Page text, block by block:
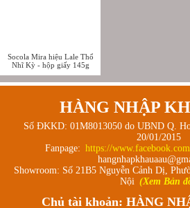
Socola Mira hiệu Lale Thổ
Nhĩ Kỳ - hộp giấy 145g
HÀNG NHẬP
Số ĐKKD: 01M8013050 do UBND Q.
20/01/2015
Fanpage: https://
Showroom: Số 21B5 Nguyễn Cảnh Dị,
Nội (Xem Bản
Chủ tài khoản: HÀNG